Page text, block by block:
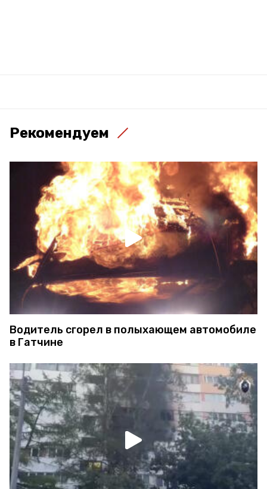
Рекомендуем
Водитель сгорел в полыхающем автомобиле
в Гатчине